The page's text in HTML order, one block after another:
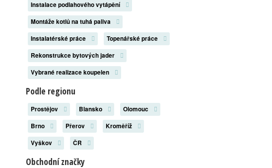
Instalace podlahového vytápění
Montáže kotlů na tuhá paliva
Instalatérské práce
Topenářské práce
Rekonstrukce bytových jader
Vybrané realizace koupelen
Podle regionu
Prostějov Blansko
Olomouc
Brno
Přerov
Kroměříž
Vyškov
ČR
Obchodní značky